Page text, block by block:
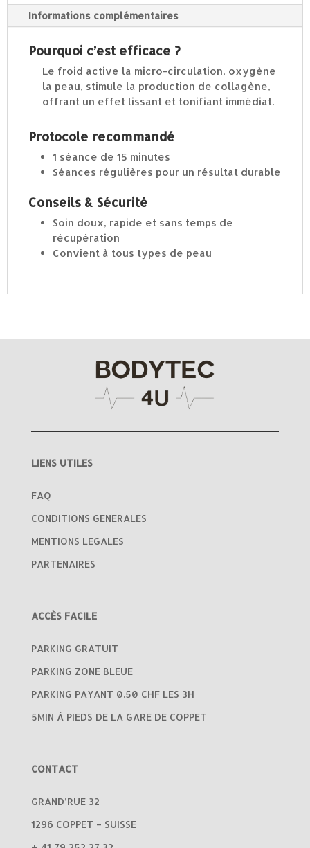
Informations complémentaires
Pourquoi c’est efficace ?
Le froid active la micro-circulation, oxygène
la peau, stimule la production de collagène,
offrant un effet lissant et tonifiant immédiat.
Protocole recommandé
1 séance de 15 minutes
Séances régulières pour un résultat durable
Conseils & Sécurité
Soin doux, rapide et sans temps de
récupération
Convient à tous types de peau
LIENS UTILES
FAQ
CONDITIONS GENERALES
MENTIONS LEGALES
PARTENAIRES
ACCÈS FACILE
PARKING GRATUIT
PARKING ZONE BLEUE
PARKING PAYANT 0.50 CHF LES 3H
5MIN À PIEDS DE LA GARE DE COPPET
CONTACT
GRAND’RUE 32
1296 COPPET – SUISSE